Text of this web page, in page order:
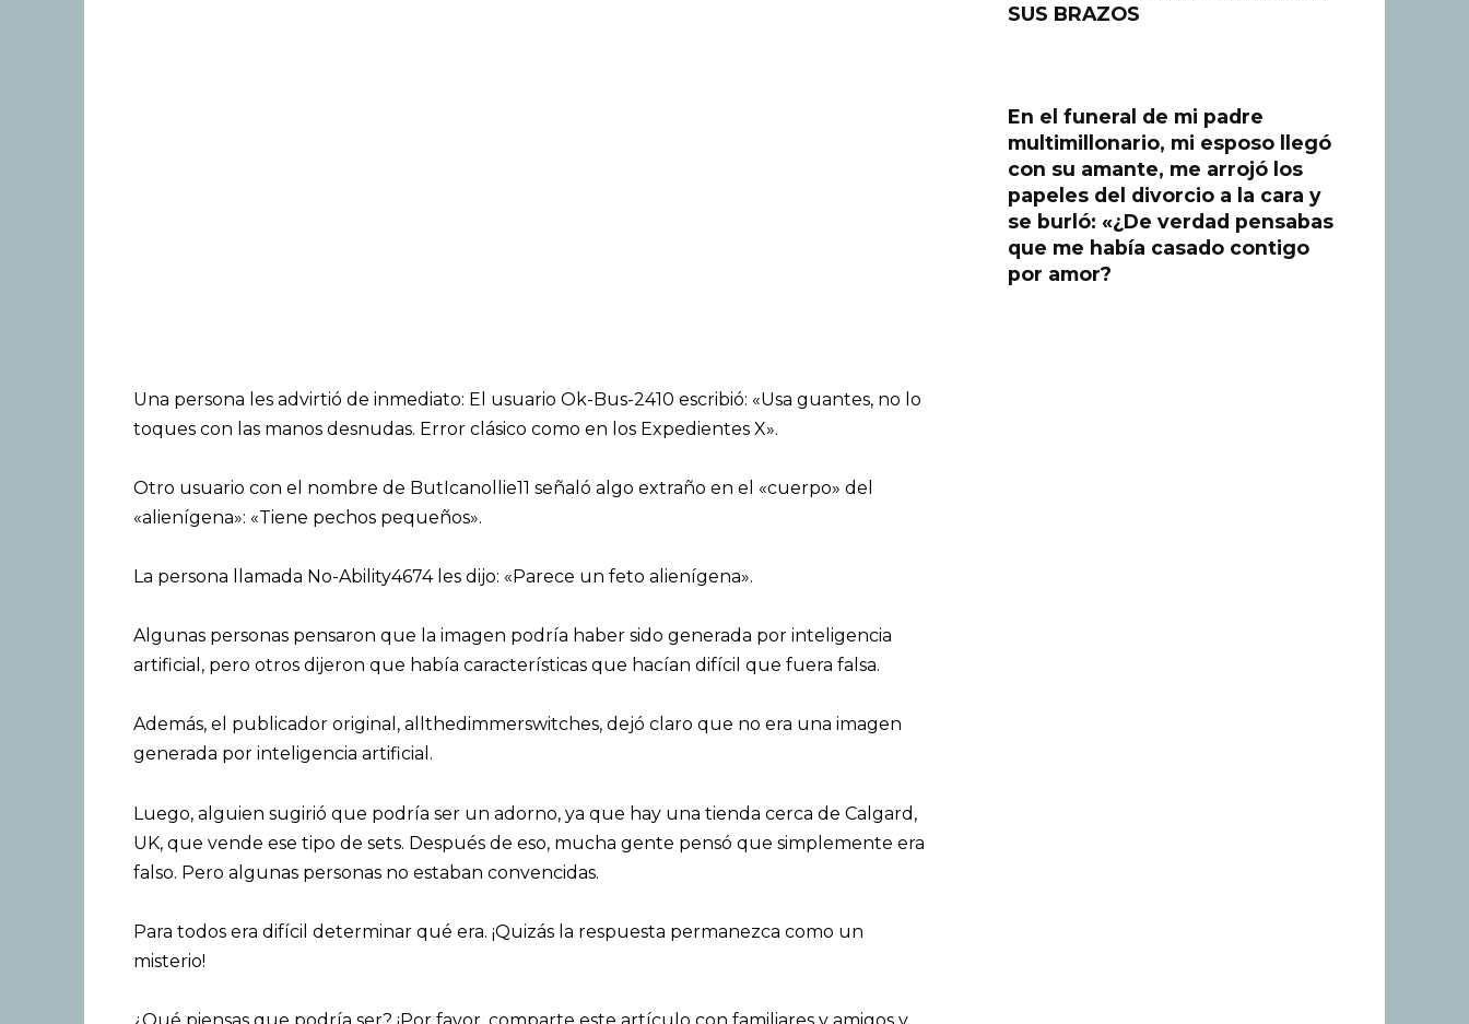
Una persona les advirtió de inmediato: El usuario Ok-Bus-2410 escribió: «Usa guantes, no lo
toques con las manos desnudas. Error clásico como en los Expedientes X».
Otro usuario con el nombre de ButIcanollie11 señaló algo extraño en el «cuerpo» del
«alienígena»: «Tiene pechos pequeños».
La persona llamada No-Ability4674 les dijo: «Parece un feto alienígena».
Algunas personas pensaron que la imagen podría haber sido generada por inteligencia
artificial, pero otros dijeron que había características que hacían difícil que fuera falsa.
Además, el publicador original, allthedimmerswitches, dejó claro que no era una imagen
generada por inteligencia artificial.
Luego, alguien sugirió que podría ser un adorno, ya que hay una tienda cerca de Calgard,
UK, que vende ese tipo de sets. Después de eso, mucha gente pensó que simplemente era
falso. Pero algunas personas no estaban convencidas.
Para todos era difícil determinar qué era. ¡Quizás la respuesta permanezca como un
misterio!
SUS BRAZOS
En el funeral de mi padre
multimillonario, mi esposo llegó
con su amante, me arrojó los
papeles del divorcio a la cara y
se burló: «¿De verdad pensabas
que me había casado contigo
por amor?